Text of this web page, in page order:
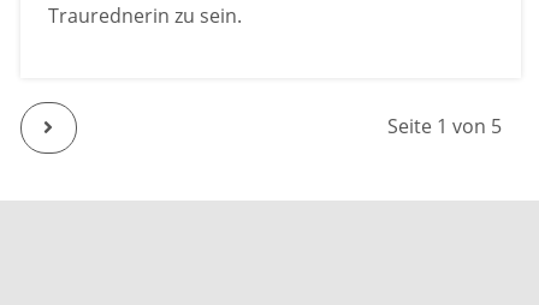
Traurednerin zu sein.
Next Seite 1 von 5